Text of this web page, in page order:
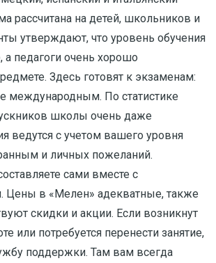
рассчитана на детей, школьников и
утверждают, что уровень обучения
а педагоги очень хорошо
Здесь готовят к экзаменам:
международным. По статистике
школы очень даже
ведутся с учетом вашего уровня
и личных пожеланий.
сами вместе с
Цены в «Мелен» адекватные, также
скидки и акции. Если возникнут
или потребуется перенести занятие,
поддержки. Там вам всегда